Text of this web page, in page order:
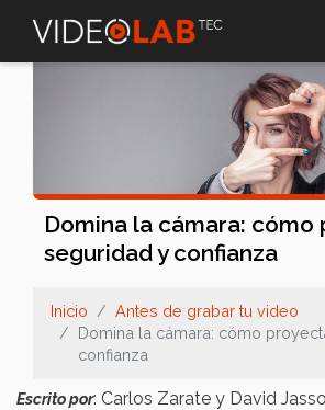
contenido
principal
Domina la cámara: cómo
seguridad y confianza
Inicio
Antes de grabar tu video
Domina la cámara: cómo
confianza
Escrito por: Carlos Zarate y David